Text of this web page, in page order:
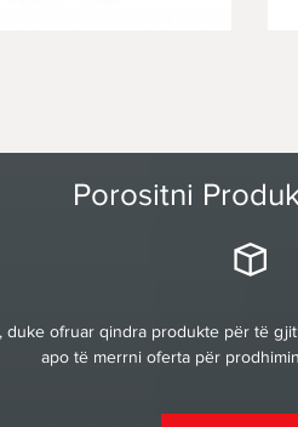
Porositni
ofruar qindra produkte për të
apo të merrni oferta për